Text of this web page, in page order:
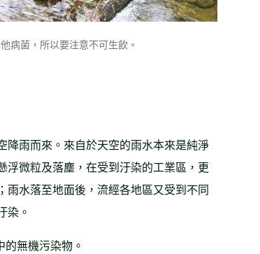
病菌，所以要注意不可生飲。
降雨而來。來自於天空的雨水本來是純淨
微粒及落塵，在受到汙染的工業區，更
水落至地面後，流經各地區又受到不同
染。
無機污染物。